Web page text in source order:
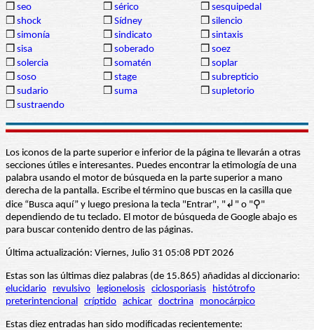
❒ seo ❒ sérico ❒ sesquipedal
❒ shock ❒ Sídney ❒ silencio
❒ simonía ❒ sindicato ❒ sintaxis
❒ sisa ❒ soberado ❒ soez
❒ solercia ❒ somatén ❒ soplar
❒ soso ❒ stage ❒ subrepticio
❒ sudario ❒ suma ❒ supletorio
❒ sustraendo
Los iconos de la parte superior e inferior de la página te llevarán a otras
secciones útiles e interesantes. Puedes encontrar la etimología de una
palabra usando el motor de búsqueda en la parte superior a mano
derecha de la pantalla. Escribe el término que buscas en la casilla que
dice “Busca aquí” y luego presiona la tecla "Entrar", "↲" o "⚲"
dependiendo de tu teclado. El motor de búsqueda de Google abajo es
para buscar contenido dentro de las páginas.
Última actualización: Viernes, Julio 31 05:08 PDT 2026
Estas son las últimas diez palabras (de 15.865) añadidas al diccionario:
elucidario
revulsivo legionelosis ciclosporiasis
histótrofo
preterintencional críptido achicar doctrina monocárpico
Estas diez entradas han sido modificadas recientemente: